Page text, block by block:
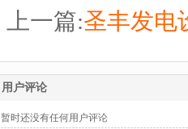
上一篇:圣丰发电
用户评论
暂时还没有任何用户评论